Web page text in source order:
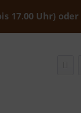
17.00 Uhr) oder